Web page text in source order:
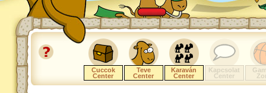
Cuccok
Center
Teve
Center
Karaván
Center
Kapcsolat
Center